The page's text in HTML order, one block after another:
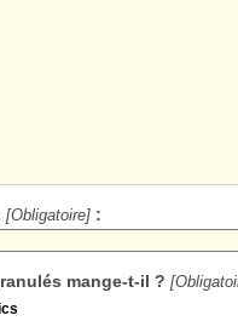
[Obligatoire] :
mange-t-il ?